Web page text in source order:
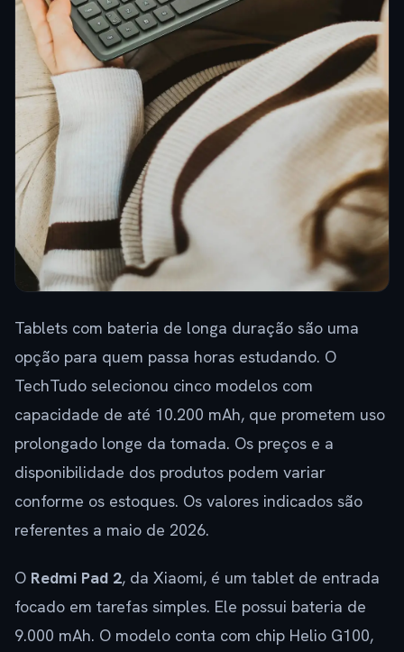
Tablets com bateria de longa duração são uma
opção para quem passa horas estudando. O
TechTudo selecionou cinco modelos com
capacidade de até 10.200 mAh, que prometem uso
prolongado longe da tomada. Os preços e a
disponibilidade dos produtos podem variar
conforme os estoques. Os valores indicados são
referentes a maio de 2026.
O Redmi Pad 2, da Xiaomi, é um tablet de entrada
focado em tarefas simples. Ele possui bateria de
9.000 mAh. O modelo conta com chip Helio G100,